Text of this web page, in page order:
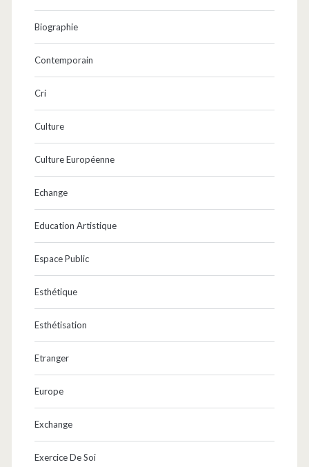
Biographie
Contemporain
Cri
Culture
Culture Européenne
Echange
Education Artistique
Espace Public
Esthétique
Esthétisation
Etranger
Europe
Exchange
Exercice De Soi